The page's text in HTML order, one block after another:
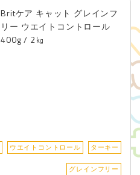
Britケア キャット グレインフ
リー ウエイトコントロール
400g / 2㎏
ウエイトコントロール ターキー
グレインフリー